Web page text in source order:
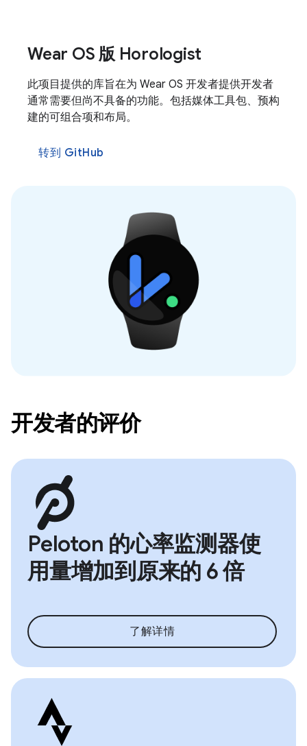
Wear OS 版 Horologist
此项目提供的库旨在为 Wear OS 开发者提供开发者
通常需要但尚不具备的功能。包括媒体工具包、预构
建的可组合项和布局。
转到 GitHub
开发者的评价
Peloton 的心率监测器使
用量增加到原来的 6 倍
了解详情